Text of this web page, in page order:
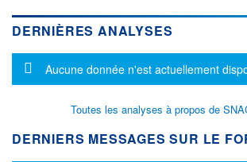
DERNIÈRES ANALYSES
Message d'information
Aucune donnée n'est actuellement
Toutes les analyses à propos de
DERNIERS MESSAGES SUR LE